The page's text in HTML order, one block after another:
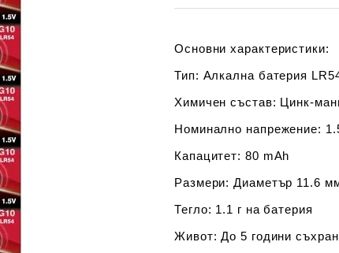
Основни характеристики:
Тип: Алкална батерия
Химичен състав: Цинк-
Номинално напрежение:
Капацитет: 80 mAh
Размери: Диаметър 11.6
Тегло: 1.1 г на батерия
Живот: До 5 години